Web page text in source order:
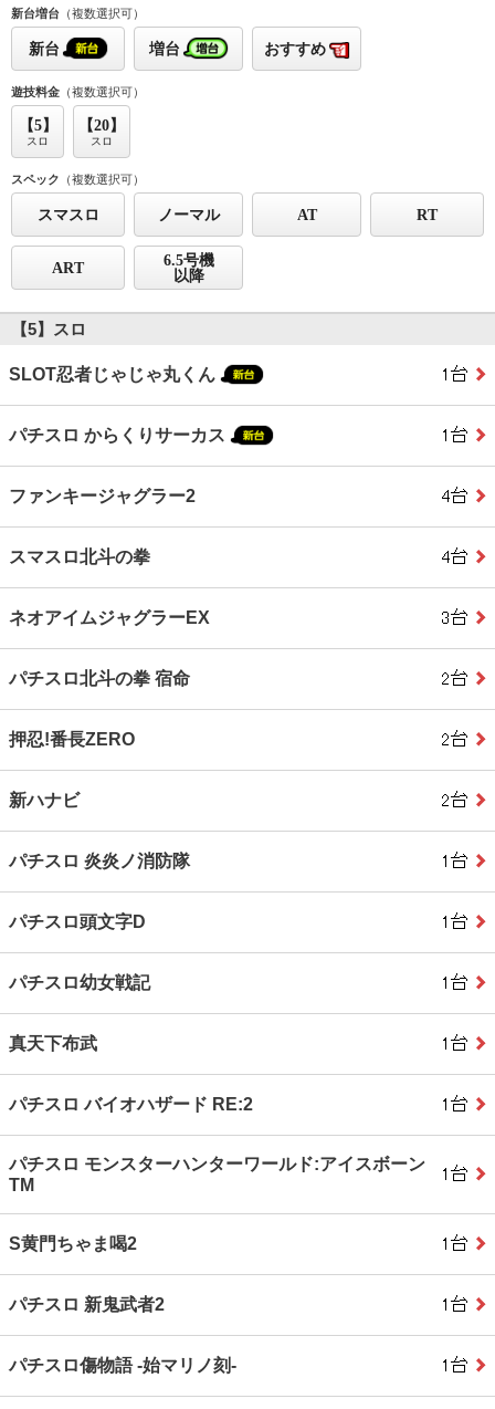
新台増台 （複数選択可）
新台 増台 おすすめ
遊技料金 （複数選択可）
【5】
スロ
【20】
スロ
スペック （複数選択可）
スマスロ ノーマル AT RT
ART
6.5号機
以降
【5】スロ
SLOT忍者じゃじゃ丸くん
パチスロ からくりサーカス
ファンキージャグラー2
スマスロ北斗の拳
ネオアイムジャグラーEX
パチスロ北斗の拳 宿命
押忍!番長ZERO
新ハナビ
パチスロ 炎炎ノ消防隊
パチスロ頭文字D
パチスロ幼女戦記
真天下布武
パチスロ バイオハザード RE:2
パチスロ モンスターハンターワールド:アイスボーン
TM
S黄門ちゃま喝2
パチスロ 新鬼武者2
パチスロ傷物語 ‐始マリノ刻‐